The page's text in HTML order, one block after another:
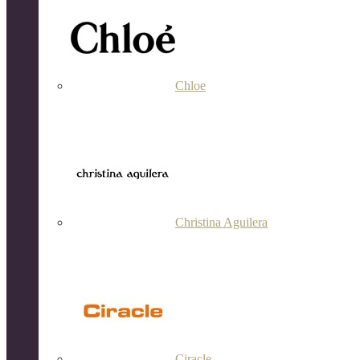
Chloe
Christina Aguilera